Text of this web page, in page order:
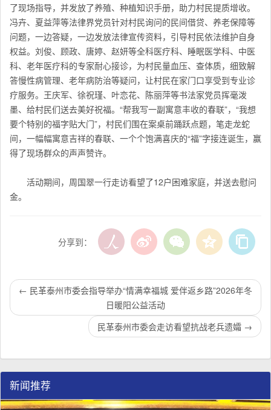
了现场指导，并发放了养殖、种植知识手册，助力村民提质增收。
冯卉、夏益萍等法律界党员针对村民询问的民间借贷、养老保障等
问题，一边答疑，一边发放法律宣传资料，引导村民依法维护自身
权益。 刘俊、顾政、唐婷、赵妍等全科医疗科、睡眠医学科、中医
科、老年医疗科的专家耐心接诊，为村民量血压、查体质，细致解
答慢性病管理、老年病防治等疑问，让村民在家门口享受到专业诊
疗服务。 王庆军、徐祝瑾、叶恋花、陈丽萍等书法家党员挥毫泼
墨、给村民们送去美好祝福。“帮我写一副寓意丰收的春联”，“我想
要个特别的福字贴大门”，村民们围在案桌前踊跃点题，笔走龙蛇
间，一幅幅寓意吉祥的春联、一个个饱满喜庆的“福”字接连诞生，赢
得了现场群众的声声赞许。
活动期间，周国翠一行走访看望了12户困难家庭，并送去慰问
金。
分享到：
← 民革泰州市委会指导举办“情满幸福城 爱伴返乡路”2026年冬
日暖阳公益活动
民革泰州市委会走访看望抗战老兵遗孀 →
新闻推荐